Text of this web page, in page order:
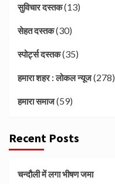
सुविचार दस्तक(13)
सेहत दस्तक(30)
स्पोर्ट्स दस्तक(35)
हमारा शहर : लोकल न्यूज(278)
हमारा समाज(59)
Recent Posts
चन्दौली में लगा भीषण जमा